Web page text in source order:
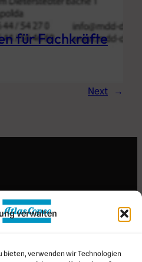
verwalten
bieten, verwenden wir Technologien
für Fachkräfte
Next →
an article